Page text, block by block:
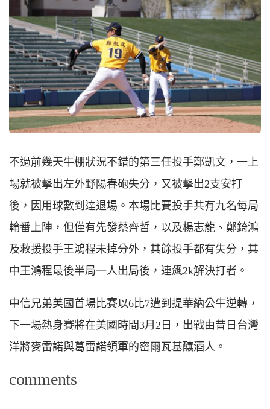
不過前幾天牛棚狀況不錯的第三任投手鄭凱文，一上
場就被擊出左外野陽春砲失分，又被擊出2支安打
後，因用球數到達退場。本場比賽投手共有九名每局
輪番上陣，但僅有先發蔡齊哲，以及楊志龍、鄭錡鴻
及救援投手王鴻程未掉分外，其餘投手都有失分，其
中王鴻程最後半局一人出局後，連飆2k解決打者。
中信兄弟美國首場比賽以6比7遭到提華納公牛逆轉，
下一場熱身賽將在美國時間3月2日，出戰由昔日台灣
洋將麥雷諾與葛雷諾領軍的密爾瓦基釀酒人。
comments